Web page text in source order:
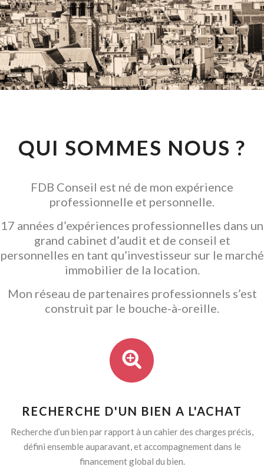
CONSEIL EN
INVESTISSEMENT
LOCATIF
GARANTIR L' ACQUISITION
QUI SOMMES NOUS ?
FDB Conseil est né de mon expérience
professionnelle et personnelle.
17 années d’expériences professionnelles dans un
grand cabinet d’audit et de conseil et
personnelles en tant qu’investisseur sur le marché
immobilier de la location.
Mon réseau de partenaires professionnels s’est
construit par le bouche-à-oreille.
RECHERCHE D'UN BIEN A L'ACHAT
Recherche d’un bien par rapport à un cahier des charges précis,
défini ensemble auparavant, et accompagnement dans le
financement global du bien.